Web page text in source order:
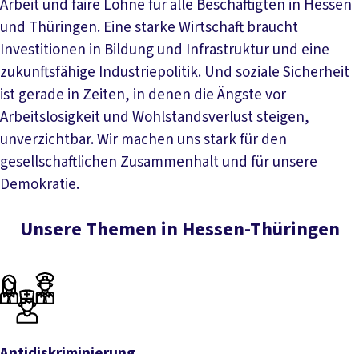
Arbeit und faire Löhne für alle Beschäftigten in Hessen
und Thüringen. Eine starke Wirtschaft braucht
Investitionen in Bildung und Infrastruktur und eine
zukunftsfähige Industriepolitik. Und soziale Sicherheit
ist gerade in Zeiten, in denen die Ängste vor
Arbeitslosigkeit und Wohlstandsverlust steigen,
unverzichtbar. Wir machen uns stark für den
gesellschaftlichen Zusammenhalt und für unsere
Demokratie.
Unsere Themen in Hessen-Thüringen